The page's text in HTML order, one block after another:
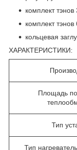
комплект
комплект
кольцевая
ХАРАКТЕРИСТИКИ:
Площадь
Тип
Тип